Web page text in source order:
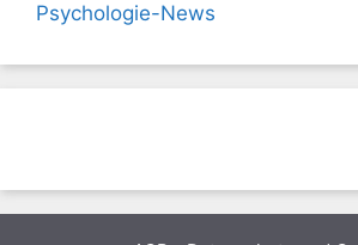
Psychologie-News